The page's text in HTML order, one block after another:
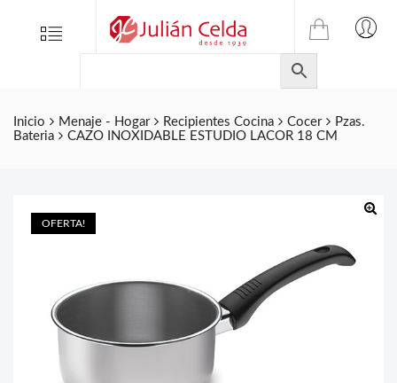
Menu
TIENDA
ONLINE
DE
JULIAN
CELDA
S.L.
Inicio Menaje - Hogar Recipientes Cocina Cocer
Pzas.
Bateria
CAZO INOXIDABLE ESTUDIO LACOR 18 CM
OFERTA!
Folletos
Contacto